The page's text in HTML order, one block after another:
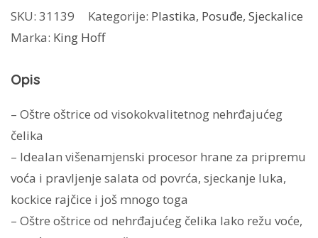
6111
količina
SKU: 31139 Kategorije: Plastika, Posuđe, Sjeckalice
Marka: King Hoff
Opis
– Oštre oštrice od visokokvalitetnog nehrđajućeg
čelika
– Idealan višenamjenski procesor hrane za pripremu
voća i pravljenje salata od povrća, sjeckanje luka,
kockice rajčice i još mnogo toga
– Oštre oštrice od nehrđajućeg čelika lako režu voće,